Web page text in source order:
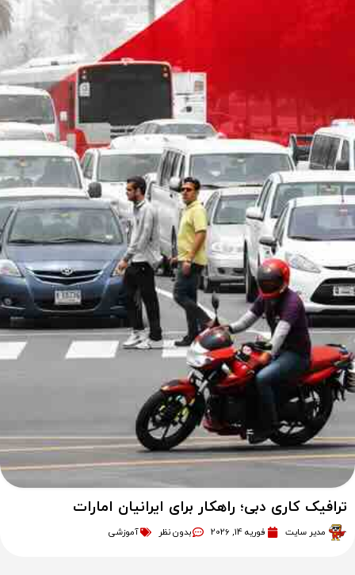
ترافیک کاری دبی؛ راهکار برای ایرانیان امارات
مدیر سایت فوریه 14, 2026 بدون نظر آموزشی